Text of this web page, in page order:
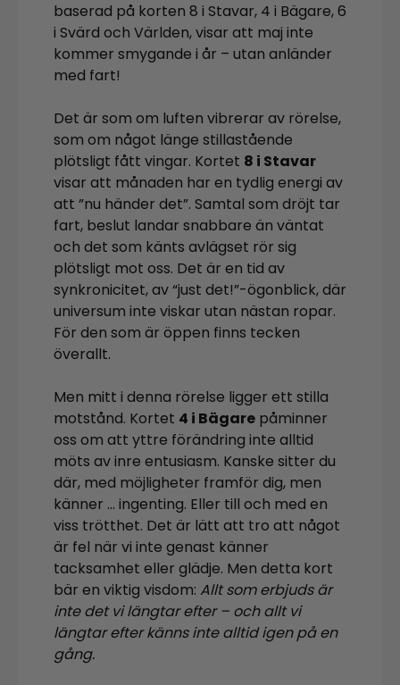
baserad på korten 8 i Stavar, 4 i Bägare, 6
i Svärd och Världen, visar att maj inte
kommer smygande i år – utan anländer
med fart!
Det är som om luften vibrerar av rörelse,
som om något länge stillastående
plötsligt fått vingar. Kortet 8 i Stavar
visar att månaden har en tydlig energi av
att ”nu händer det”. Samtal som dröjt tar
fart, beslut landar snabbare än väntat
och det som känts avlägset rör sig
plötsligt mot oss. Det är en tid av
synkronicitet, av “just det!”-ögonblick, där
universum inte viskar utan nästan ropar.
För den som är öppen finns tecken
överallt.
Men mitt i denna rörelse ligger ett stilla
motstånd. Kortet 4 i Bägare påminner
oss om att yttre förändring inte alltid
möts av inre entusiasm. Kanske sitter du
där, med möjligheter framför dig, men
känner … ingenting. Eller till och med en
viss trötthet. Det är lätt att tro att något
är fel när vi inte genast känner
tacksamhet eller glädje. Men detta kort
bär en viktig visdom: Allt som erbjuds är
inte det vi längtar efter – och allt vi
längtar efter känns inte alltid igen på en
gång.